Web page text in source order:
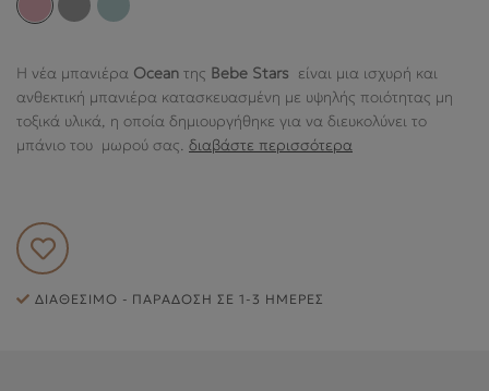
Ο ΛΟΓΑΡΙΑΣΜΌΣ ΜΟΥ
ABOUT US
ΕΞΥΠΗΡΈΤΗΣΗ ΠΕΛΑΤΏΝ
Η νέα μπανιέρα Ocean της Bebe Stars είναι μια ισχυρή και
ανθεκτική μπανιέρα κατασκευασμένη με υψηλής ποιότητας μη
τοξικά υλικά, η οποία δημιουργήθηκε για να διευκολύνει το
μπάνιο του μωρού σας. διαβάστε περισσότερα
ΔΙΑΘΈΣΙΜΟ - ΠΑΡΆΔΟΣΗ ΣΕ 1-3 ΗΜΈΡΕΣ